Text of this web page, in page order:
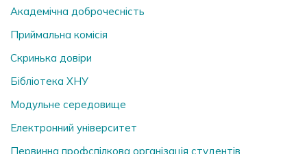
Академічна доброчесність
Приймальна комісія
Скринька довiри
Бібліотека ХНУ
Модульне середовище
Електронний університет
Первинна профспілкова організація студентів